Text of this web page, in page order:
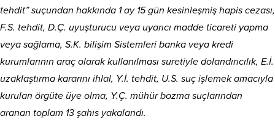
tehdit” suçundan hakkında 1 ay 15 gün kesinleşmiş hapis cezası,
F.S. tehdit, D.Ç. uyuşturucu veya uyarıcı madde ticareti yapma
veya sağlama, S.K. bilişim Sistemleri banka veya kredi
kurumlarının araç olarak kullanılması suretiyle dolandırıcılık, E.İ.
uzaklaştırma kararını ihlal, Y.İ. tehdit, U.S. suç işlemek amacıyla
kurulan örgüte üye olma, Y.Ç. mühür bozma suçlarından
aranan toplam 13 şahıs yakalandı.